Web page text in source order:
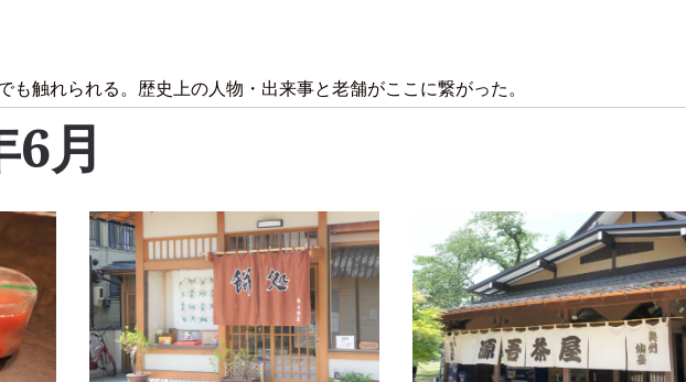
も触れられる。歴史上の人物・出来事と老舗がここに繋がった。
月